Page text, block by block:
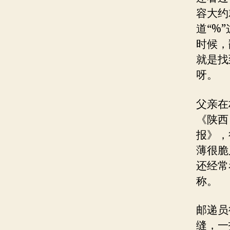
容大
道
时候
就是
呀。
父亲
《陕
报》
薄很
还经
称。
邮递
缝，